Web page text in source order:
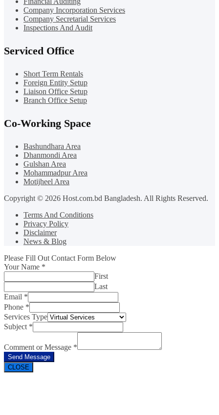
Company Incorporation Services
Company Secretarial Services
Inspections And Audit
Serviced Office
Short Term Rentals
Foreign Entity Setup
Liaison Office Setup
Branch Office Setup
Co-Working Space
Bashundhara Area
Dhanmondi Area
Gulshan Area
Mohammadpur Area
Motijheel Area
Copyright © 2026 Host.com.bd Bangladesh. All Rights Reserved.
Terms And Conditions
Privacy Policy
Disclaimer
News & Blog
Please Fill Out Contact Form Below
Your Name *
First
Last
Email *
Phone *
Services Type
Subject *
Comment or Message *
Send Message
CLOSE